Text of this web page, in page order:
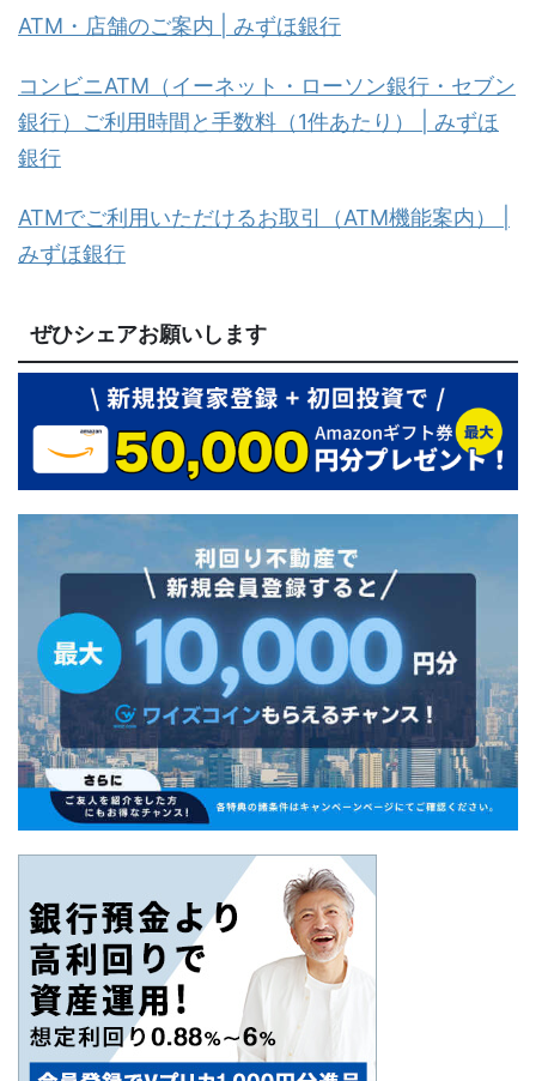
ATM・店舗のご案内 | みずほ銀行
コンビニATM（イーネット・ローソン銀行・セブン
銀行）ご利用時間と手数料（1件あたり） | みずほ
銀行
ATMでご利用いただけるお取引（ATM機能案内） |
みずほ銀行
ぜひシェアお願いします